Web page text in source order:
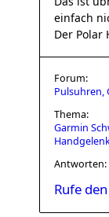
einfach
Der Polar
Forum:
Pulsuhren,
Thema:
Garmin
Antworten:
Rufe